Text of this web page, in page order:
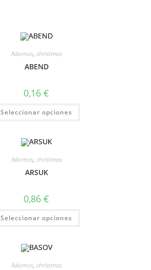
Adornos, christmas
ABEND
0,16 €
Seleccionar opciones
Adornos, christmas
ARSUK
0,86 €
Seleccionar opciones
Adornos, christmas